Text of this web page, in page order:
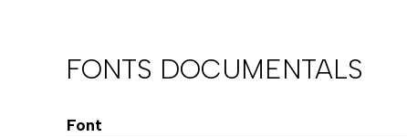
FONTS DOCUMENTALS
Font